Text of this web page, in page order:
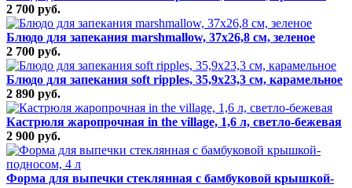
2 700 руб.
Блюдо для запекания marshmallow, 37х26,8 см, зеленое
2 700 руб.
Блюдо для запекания soft ripples, 35,9х23,3 см, карамельное
2 890 руб.
Кастрюля жаропрочная in the village, 1,6 л, светло-бежевая
2 900 руб.
Форма для выпечки стеклянная с бамбуковой крышкой-